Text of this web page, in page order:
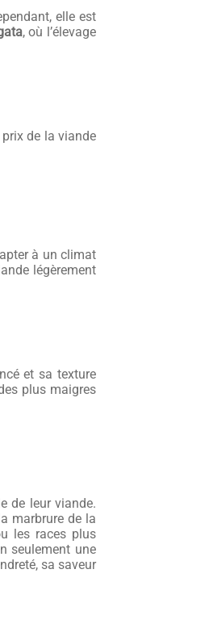
elle est
, où l’élevage
de la viande
à un climat
légèrement
et sa texture
plus maigres
de leur viande.
marbrure de la
les races plus
seulement une
sa saveur